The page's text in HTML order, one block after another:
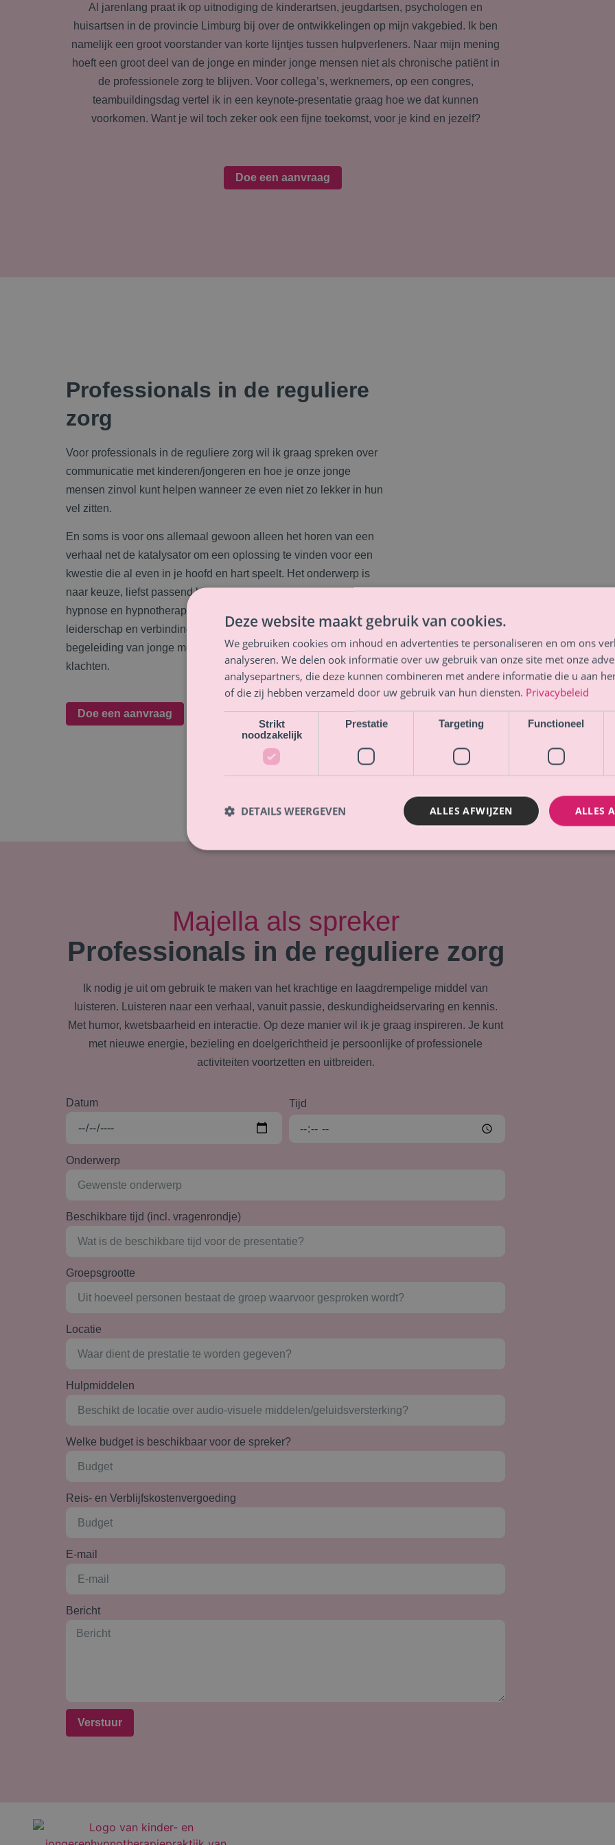
Al jarenlang praat ik op uitnodiging de kinderartsen, jeugdartsen, psychologen en
huisartsen in de provincie Limburg bij over de ontwikkelingen op mijn vakgebied. Ik ben
namelijk een groot voorstander van korte lijntjes tussen hulpverleners. Naar mijn mening
hoeft een groot deel van de jonge en minder jonge mensen niet als chronische patiënt in
de professionele zorg te blijven. Voor collega’s, werknemers, op een congres,
teambuildingsdag vertel ik in een keynote-presentatie graag hoe we dat kunnen
voorkomen. Want je wil toch zeker ook een fijne toekomst, voor je kind en jezelf?
Doe een aanvraag
Professionals in de reguliere
zorg
Voor professionals in de reguliere zorg wil ik graag spreken over
communicatie met kinderen/jongeren en hoe je onze jonge
mensen zinvol kunt helpen wanneer ze even niet zo lekker in hun
vel zitten.
En soms is voor ons allemaal gewoon alleen het horen van een
verhaal net de katalysator om een oplossing te vinden voor een
kwestie die al even in je hoofd en hart speelt. Het onderwerp is
naar keuze, liefst passend bij de luisteraars. Een verhaal over
hypnose en hypnotherapie, een verhaal over persoonlijk
leiderschap en verbinding, over vrouwelijk ondernemerschap, over
begeleiding van jonge mensen, over preventie van aanhoudende
klachten.
Doe een aanvraag
Majella als spreker
Professionals in de reguliere zorg
Ik nodig je uit om gebruik te maken van het krachtige en laagdrempelige middel van
luisteren. Luisteren naar een verhaal, vanuit passie, deskundigheidservaring en kennis.
Met humor, kwetsbaarheid en interactie. Op deze manier wil ik je graag inspireren. Je kunt
met nieuwe energie, bezieling en doelgerichtheid je persoonlijke of professionele
activiteiten voortzetten en uitbreiden.
Datum Tijd
Onderwerp
Beschikbare tijd (incl. vragenrondje)
Groepsgrootte
Locatie
Hulpmiddelen
Welke budget is beschikbaar voor de spreker?
Reis- en Verblijfskostenvergoeding
E-mail
Bericht
Verstuur
Deze website maakt gebruik van cookies.
We gebruiken cookies om inhoud en advertenties te personaliseren en om ons
analyseren. We delen ook informatie over uw gebruik van onze site met onze
analysepartners, die deze kunnen combineren met andere informatie die u aan
of die zij hebben verzameld door uw gebruik van hun diensten. Privacybeleid
Strikt
noodzakelijk
Prestatie Targeting
Functioneel
ALLES
ALLES AFWIJZEN
DETAILS WEERGEVEN